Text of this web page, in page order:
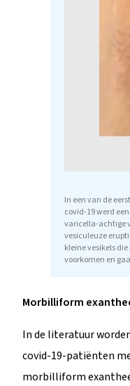
In een van de
covid-19 werd
varicella-achtige
vesiculeuze
kleine vesikels
voorkomen en
Morbilliform
In de literatuur
covid-19-patiënten
morbilliform